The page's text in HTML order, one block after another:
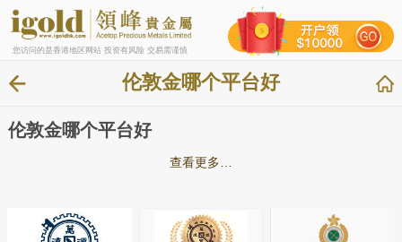
您访问的是香港地区网站 投资有风险 交易需谨慎
伦敦金哪个平台好
伦敦金哪个平台好
查看更多…